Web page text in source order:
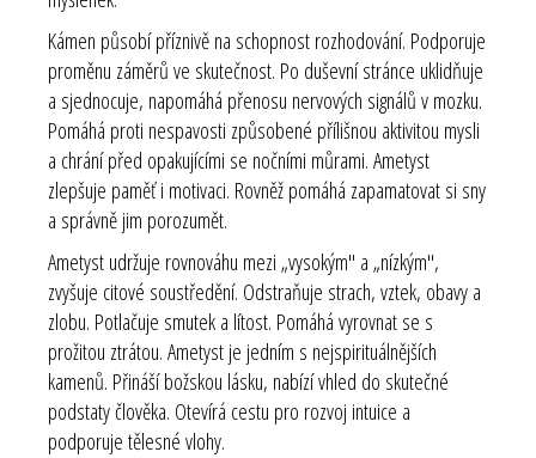
Kámen působí příznivě na schopnost rozhodování. Podporuje
proměnu záměrů ve skutečnost. Po duševní stránce uklidňuje
a sjednocuje, napomáhá přenosu nervových signálů v mozku.
Pomáhá proti nespavosti způsobené přílišnou aktivitou mysli
a chrání před opakujícími se nočními můrami. Ametyst
zlepšuje paměť i motivaci. Rovněž pomáhá zapamatovat si sny
a správně jim porozumět.
Ametyst udržuje rovnováhu mezi „vysokým" a „nízkým",
zvyšuje citové soustředění. Odstraňuje strach, vztek, obavy a
zlobu. Potlačuje smutek a lítost. Pomáhá vyrovnat se s
prožitou ztrátou. Ametyst je jedním s nejspirituálnějších
kamenů. Přináší božskou lásku, nabízí vhled do skutečné
podstaty člověka. Otevírá cestu pro rozvoj intuice a
podporuje tělesné vlohy.